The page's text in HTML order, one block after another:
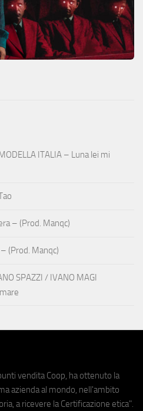
ITALIA – Luna lei mi
– (Prod. Manqc)
(Prod. Manqc)
SPAZZI / IVANO MAGI
vendita Coop, ha ottenuto la
azienda al mondo, nell'ambito
a ricevere la Certificazione etica".